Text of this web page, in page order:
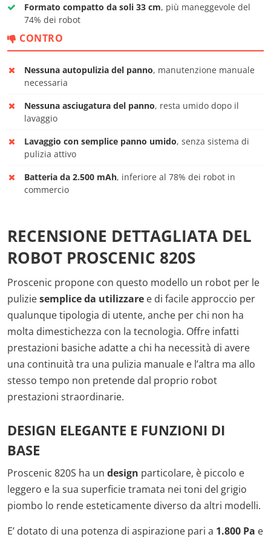
Formato compatto da soli 33 cm, più maneggevole del
74% dei robot
CONTRO
Nessuna autopulizia del panno, manutenzione manuale
necessaria
Nessuna asciugatura del panno, resta umido dopo il
lavaggio
Lavaggio con semplice panno umido, senza sistema di
pulizia attivo
Batteria da 2.500 mAh, inferiore al 78% dei robot in
commercio
RECENSIONE DETTAGLIATA DEL
ROBOT PROSCENIC 820S
Proscenic propone con questo modello un robot per le
puliziesemplice da utilizzare e di facile approccio per
qualunque tipologia di utente, anche per chi non ha
molta dimestichezza con la tecnologia. Offre infatti
prestazioni basiche adatte a chi ha necessità di avere
una continuità tra una pulizia manuale e l’altra ma allo
stesso tempo non pretende dal proprio robot
prestazioni straordinarie.
DESIGN ELEGANTE E FUNZIONI DI
BASE
Proscenic 820S ha un design particolare, è piccolo e
leggero e la sua superficie tramata nei toni del grigio
piombo lo rende esteticamente diverso da altri modelli.
E’ dotato di una potenza di aspirazione pari a 1.800 Pa e